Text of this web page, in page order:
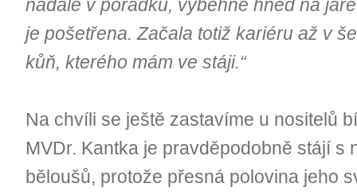
nadále v pořádku, vyběhne hned na
je pošetřena. Začala totiž kariéru až v
kůň, kterého mám ve stáji.“
Na chvíli se ještě zastavíme u nositelů
MVDr. Kantka je pravděpodobně stájí s
běloušů, protože přesná polovina jeho